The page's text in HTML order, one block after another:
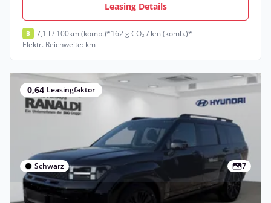
Leasing Details
B 7,1 l / 100km (komb.)*162 g CO₂ / km (komb.)*
Elektr. Reichweite: km
0,64 Leasingfaktor
Schwarz 7
Gewerbe & Privat